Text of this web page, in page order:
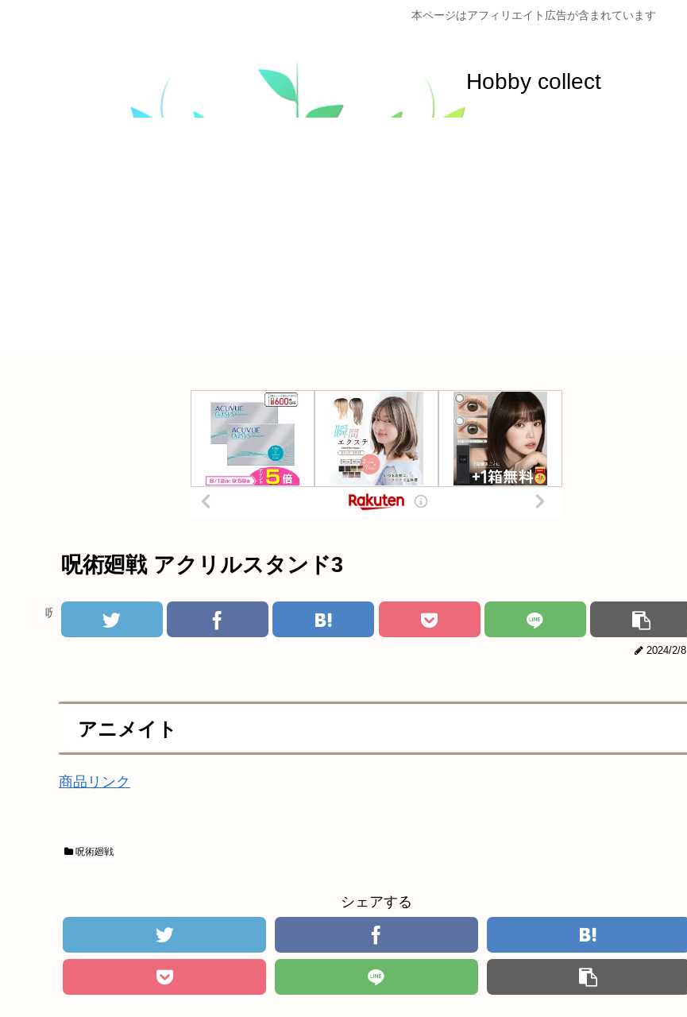
本ページはアフィリエイト広告が含まれています
Hobby collect
呪術廻戦 アクリルスタンド3
呪術廻戦
2024/2/8
アニメイト
商品リンク
呪術廻戦
シェアする